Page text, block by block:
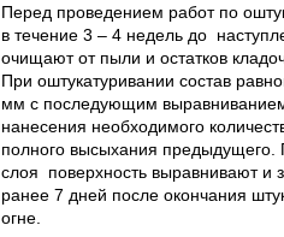
Перед проведением работ по
в течение 3 – 4 недель до
очищают от пыли и остатков
При оштукатуривании состав
мм с последующим
нанесения необходимого
полного высыхания предыдущего.
слоя поверхность выравнивают и
ранее 7 дней после окончания
огне.